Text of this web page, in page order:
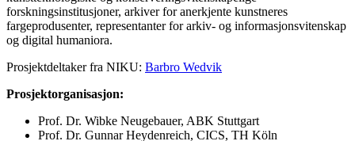
forskningsinstitusjoner, arkiver for anerkjente kunstneres
fargeprodusenter, representanter for arkiv- og informasjonsvitenskap
og digital humaniora.
Prosjektdeltaker fra NIKU: Barbro Wedvik
Prosjektorganisasjon:
Prof. Dr. Wibke Neugebauer, ABK Stuttgart
Prof. Dr. Gunnar Heydenreich, CICS, TH Köln